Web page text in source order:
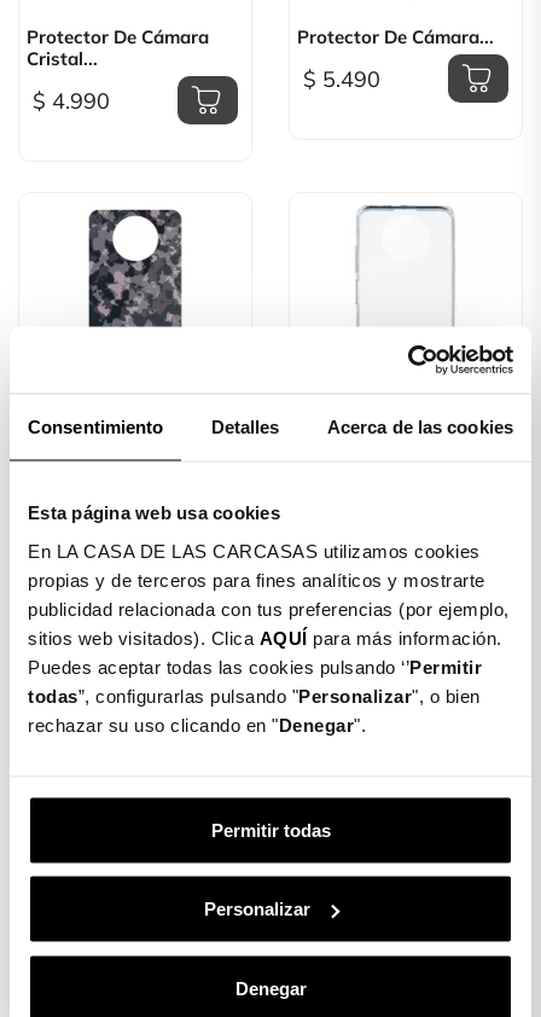
Consentimiento Detalles Acerca de las cookies
Esta página web usa cookies
En LA CASA DE LAS CARCASAS utilizamos cookies
propias y de terceros para fines analíticos y mostrarte
publicidad relacionada con tus preferencias (por ejemplo,
sitios web visitados). Clica AQUÍ para más información.
Puedes aceptar todas las cookies pulsando ‘’Permitir
todas”, configurarlas pulsando "Personalizar", o bien
rechazar su uso clicando en "Denegar".
Permitir todas
Personalizar
Denegar
Protector De Cámara
Cristal...
$ 4.990
Protector De Cámara...
$ 5.490
$ 2.990
Funda Dibujo Patrón
Film Moda Iridiscente
FUERA DE STOCK